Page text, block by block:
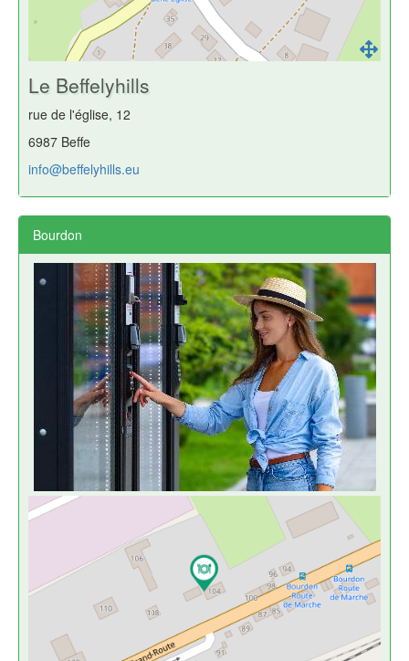
Le Beffelyhills
rue de l'église, 12
6987 Beffe
info@beffelyhills.eu
Bourdon